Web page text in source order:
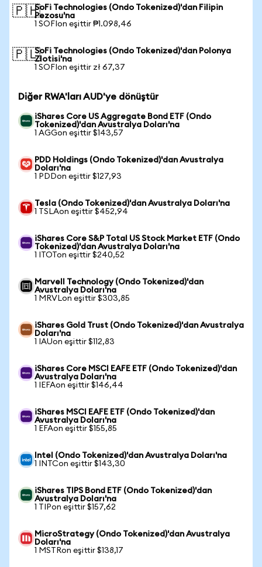
🇵🇭SoFi Technologies (Ondo Tokenized)'dan Filipin
Pezosu'na
1 SOFIon eşittir ₱1.098,46
🇵🇱SoFi Technologies (Ondo Tokenized)'dan Polonya
Zlotisi'na
1 SOFIon eşittir zł 67,37
Diğer RWA'ları AUD'ye dönüştür
iShares Core US Aggregate Bond ETF (Ondo
Tokenized)'dan Avustralya Doları'na
1 AGGon eşittir $143,57
PDD Holdings (Ondo Tokenized)'dan Avustralya
Doları'na
1 PDDon eşittir $127,93
Tesla (Ondo Tokenized)'dan Avustralya Doları'na
1 TSLAon eşittir $452,94
iShares Core S&P Total US Stock Market ETF (Ondo
Tokenized)'dan Avustralya Doları'na
1 ITOTon eşittir $240,52
Marvell Technology (Ondo Tokenized)'dan
Avustralya Doları'na
1 MRVLon eşittir $303,85
iShares Gold Trust (Ondo Tokenized)'dan Avustralya
Doları'na
1 IAUon eşittir $112,83
iShares Core MSCI EAFE ETF (Ondo Tokenized)'dan
Avustralya Doları'na
1 IEFAon eşittir $146,44
iShares MSCI EAFE ETF (Ondo Tokenized)'dan
Avustralya Doları'na
1 EFAon eşittir $155,85
Intel (Ondo Tokenized)'dan Avustralya Doları'na
1 INTCon eşittir $143,30
iShares TIPS Bond ETF (Ondo Tokenized)'dan
Avustralya Doları'na
1 TIPon eşittir $157,62
MicroStrategy (Ondo Tokenized)'dan Avustralya
Doları'na
1 MSTRon eşittir $138,17